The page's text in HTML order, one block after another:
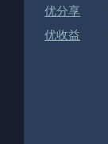
优分享
优收益